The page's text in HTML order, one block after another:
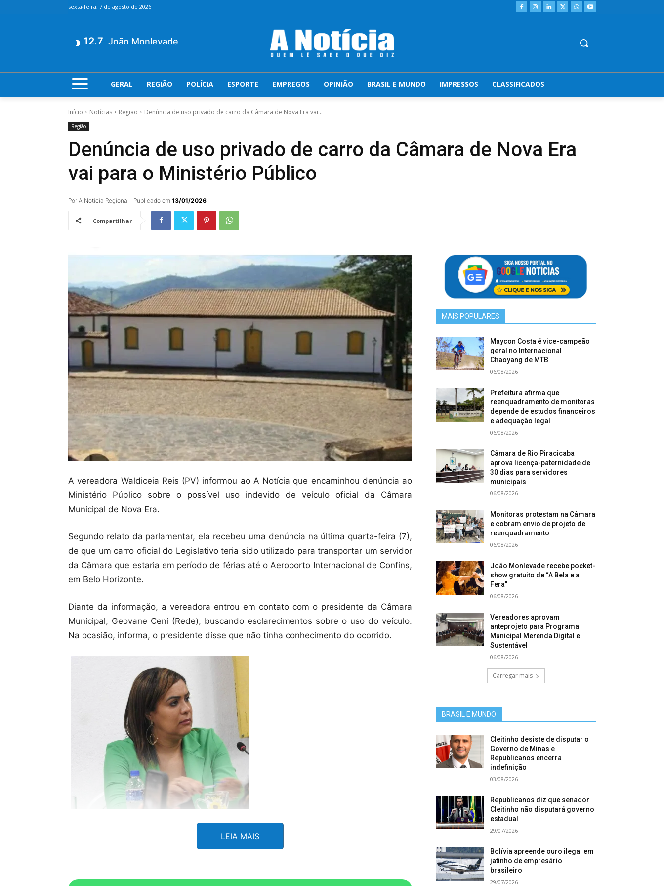
sexta-feira, 7 de agosto de 2026
12.7 João Monlevade
GERAL REGIÃO POLÍCIA ESPORTE EMPREGOS OPINIÃO BRASIL E MUNDO IMPRESSOS CLASSIFICADOS
Início Notícias Região Denúncia de uso privado de carro da Câmara de Nova Era vai...
Região
Denúncia de uso privado de carro da Câmara de Nova Era
vai para o Ministério Público
Por A Notícia Regional | Publicado em 13/01/2026
Compartilhar
A vereadora Waldiceia Reis (PV) informou ao A Notícia que encaminhou denúncia ao
Ministério Público sobre o possível uso indevido de veículo oficial da Câmara
Municipal de Nova Era.
Segundo relato da parlamentar, ela recebeu uma denúncia na última quarta-feira (7),
de que um carro oficial do Legislativo teria sido utilizado para transportar um servidor
da Câmara que estaria em período de férias até o Aeroporto Internacional de Confins,
em Belo Horizonte.
Diante da informação, a vereadora entrou em contato com o presidente da Câmara
Municipal, Geovane Ceni (Rede), buscando esclarecimentos sobre o uso do veículo.
Na ocasião, informa, o presidente disse que não tinha conhecimento do ocorrido.
Em seguida, conforme a vereadora, o motorista do Legislativo adentrou a Câmara
Municipal, momento em que ela questionou-o diretamente sobre o fato. O motorista
o veículo oficial.
LEIA MAIS
MAIS POPULARES
Maycon Costa é vice-campeão
geral no Internacional
Chaoyang de MTB
06/08/2026
Prefeitura afirma que
reenquadramento de monitoras
depende de estudos financeiros
e adequação legal
06/08/2026
Câmara de Rio Piracicaba
aprova licença-paternidade de
30 dias para servidores
municipais
06/08/2026
Monitoras protestam na Câmara
e cobram envio de projeto de
reenquadramento
06/08/2026
João Monlevade recebe pocket-
show gratuito de “A Bela e a
Fera”
06/08/2026
Vereadores aprovam
anteprojeto para Programa
Municipal Merenda Digital e
Sustentável
06/08/2026
Carregar mais
BRASIL E MUNDO
Cleitinho desiste de disputar o
Governo de Minas e
Republicanos encerra
indefinição
03/08/2026
Republicanos diz que senador
Cleitinho não disputará governo
estadual
29/07/2026
Bolívia apreende ouro ilegal em
jatinho de empresário
brasileiro
29/07/2026